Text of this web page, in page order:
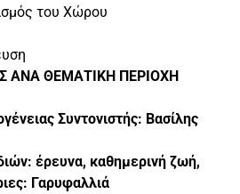
του Χώρου
ΑΝΑ ΘΕΜΑΤΙΚΗ ΠΕΡΙΟΧΗ
Συντονιστής: Βασίλης
έρευνα, καθημερινή ζωή,
Γαρυφαλλιά